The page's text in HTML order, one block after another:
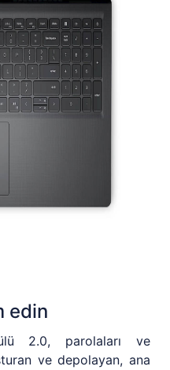
edin
2.0, parolaları ve
ve depolayan, ana